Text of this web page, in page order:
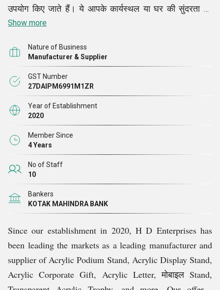
उपयोग किए जाते हैं। ये आपके कार्यस्थल या घर की सुंदरता को
बढ़ाने में सक्षम हैं। इसके अलावा, वे किसी को देने के लिए बेहतरीन
को पूरा करने के लिए, हमारी कंपनी, एच डी एंटरप्राइजेज, की
स्थापना की गई थी। हालाँकि हमारी स्थापना को अभी दो साल से
थोड़ा अधिक समय हुआ है, फिर भी हमने उपर्युक्त उत्पादों के सबसे
विश्वसनीय निर्माताओं और आपूर्तिकर्ताओं में से एक के रूप में अपना
नाम बनायाहै।
Show more
Nature of Business
Manufacturer & Supplier
GST Number
27DAIPM6991M1ZR
Year of Establishment
2020
Member Since
4 Years
No of Staff
10
Bankers
KOTAK MAHINDRA BANK
Since our establishment in 2020, H D Enterprises has
been leading the markets as a leading manufacturer and
supplier of Acrylic Podium Stand, Acrylic Display Stand,
Acrylic Corporate Gift, Acrylic Letter, मोबाइल Stand,